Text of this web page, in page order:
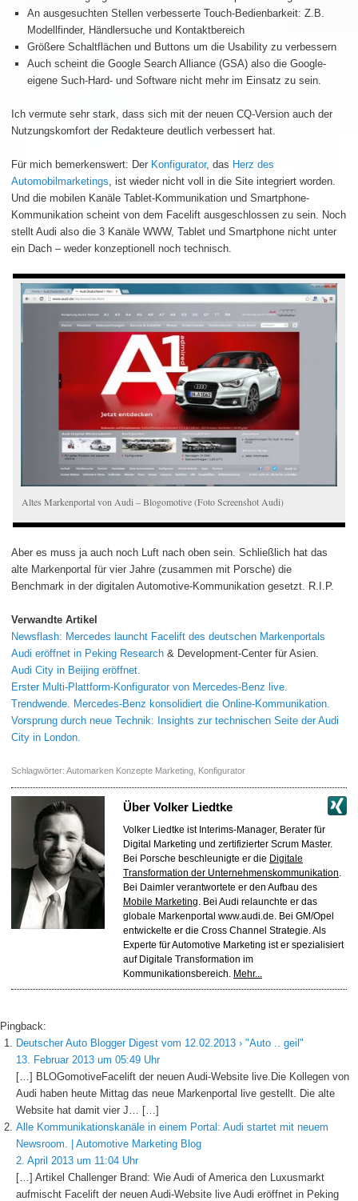
An ausgesuchten Stellen verbesserte Touch-Bedienbarkeit: Z.B.
Modellfinder, Händlersuche und Kontaktbereich
Größere Schaltflächen und Buttons um die Usability zu verbessern
Auch scheint die Google Search Alliance (GSA) also die Google-
eigene Such-Hard- und Software nicht mehr im Einsatz zu sein.
Ich vermute sehr stark, dass sich mit der neuen CQ-Version auch der
Nutzungskomfort der Redakteure deutlich verbessert hat.
Für mich bemerkenswert: Der Konfigurator, das Herz des
Automobilmarketings, ist wieder nicht voll in die Site integriert worden.
Und die mobilen Kanäle Tablet-Kommunikation und Smartphone-
Kommunikation scheint von dem Facelift ausgeschlossen zu sein. Noch
stellt Audi also die 3 Kanäle WWW, Tablet und Smartphone nicht unter
ein Dach – weder konzeptionell noch technisch.
Altes Markenportal von Audi – Blogomotive (Foto Screenshot Audi)
Aber es muss ja auch noch Luft nach oben sein. Schließlich hat das
alte Markenportal für vier Jahre (zusammen mit Porsche) die
Benchmark in der digitalen Automotive-Kommunikation gesetzt. R.I.P.
Verwandte Artikel
Newsflash: Mercedes launcht Facelift des deutschen Markenportals
Audi eröffnet in Peking Research & Development-Center für Asien.
Audi City in Beijing eröffnet.
Erster Multi-Plattform-Konfigurator von Mercedes-Benz live.
Trendwende. Mercedes-Benz konsolidiert die Online-Kommunikation.
Vorsprung durch neue Technik: Insights zur technischen Seite der Audi
City in London.
Schlagwörter: Automarken Konzepte Marketing Konfigurator
Über Volker Liedtke
Volker Liedtke ist Interims-Manager, Berater für
Digital Marketing und zertifizierter Scrum Master.
Bei Porsche beschleunigte er die Digitale
Transformation der Unternehmenskommunikation
Bei Daimler verantwortete er den Aufbau des
Mobile Marketing . Bei Audi relaunchte er das
globale Markenportal www.audi.de. Bei GM/Opel
entwickelte er die Cross Channel Strategie. Als
Experte für Automotive Marketing ist er spezialisiert
auf Digitale Transformation im
Kommunikationsbereich. Mehr...
Pingback:
Deutscher Auto Blogger Digest vom 12.02.2013 › "Auto .. geil"
13. Februar 2013 um 05:49 Uhr
[…] BLOGomotiveFacelift der neuen Audi-Website live.Die Kollegen von
Audi haben heute Mittag das neue Markenportal live gestellt. Die alte
Website hat damit vier J… […]
Alle Kommunikationskanäle in einem Portal: Audi startet mit neuem
Newsroom. | Automotive Marketing Blog
2. April 2013 um 11:04 Uhr
[…] Artikel Challenger Brand: Wie Audi of America den Luxusmarkt
aufmischt Facelift der neuen Audi-Website live Audi eröffnet in Peking